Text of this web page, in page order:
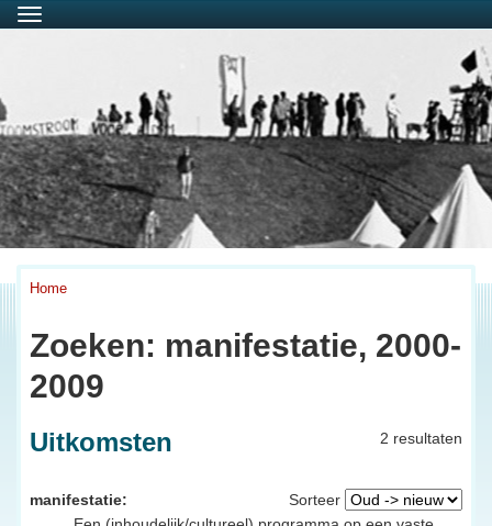
Menu
Home
Zoeken: manifestatie, 2000-
2009
2 resultaten
Uitkomsten
Sorteer
manifestatie: